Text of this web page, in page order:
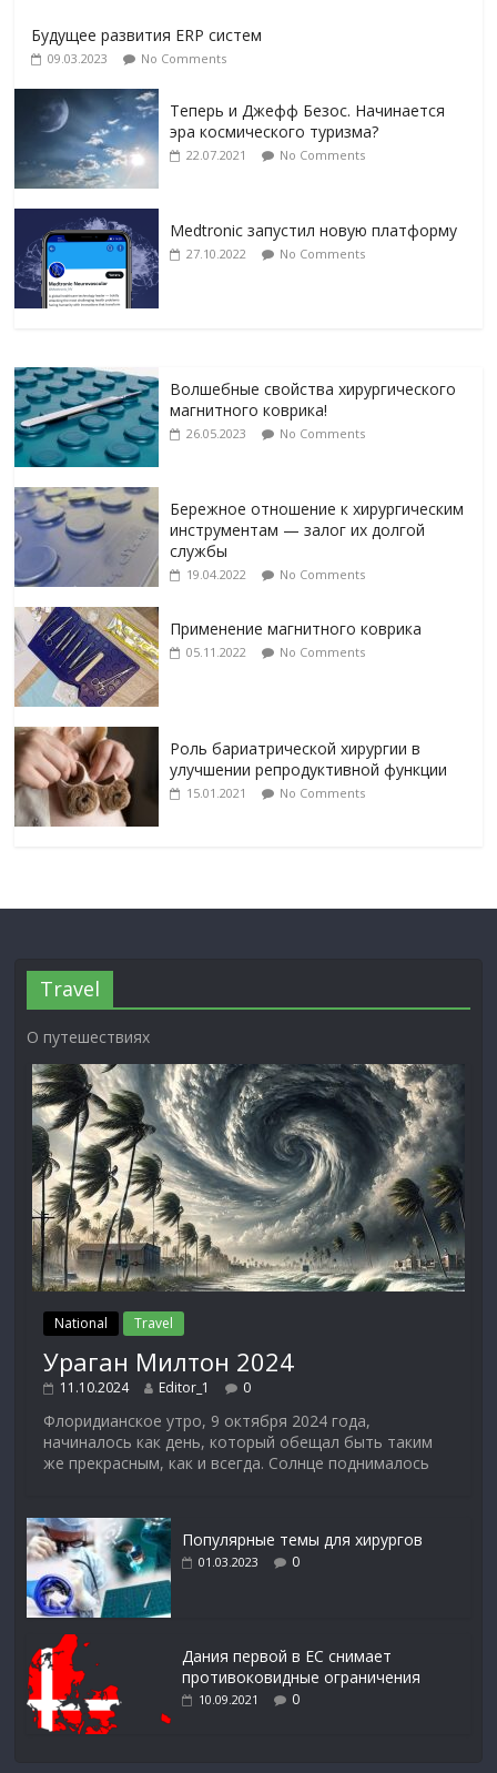
Будущее развития ERP систем
09.03.2023 No Comments
Теперь и Джефф Безос. Начинается
эра космического туризма?
22.07.2021 No Comments
Medtronic запустил новую платформу
27.10.2022 No Comments
Волшебные свойства хирургического
магнитного коврика!
26.05.2023 No Comments
Бережное отношение к хирургическим
инструментам — залог их долгой
службы
19.04.2022 No Comments
Применение магнитного коврика
05.11.2022 No Comments
Роль бариатрической хирургии в
улучшении репродуктивной функции
15.01.2021 No Comments
Travel
О путешествиях
National Travel
Ураган Милтон 2024
11.10.2024 Editor_1 0
Флоридианское утро, 9 октября 2024 года,
начиналось как день, который обещал быть таким
же прекрасным, как и всегда. Солнце поднималось
Популярные темы для хирургов
01.03.2023 0
Дания первой в ЕС снимает
противоковидные ограничения
10.09.2021 0